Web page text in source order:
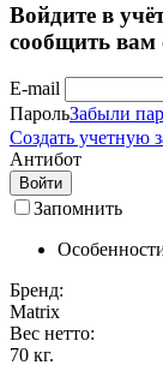
Войдите в
сообщить вам
E-mail
ПарольЗабыли
Создать учетную
Антибот
Войти
Запомнить
Бренд:
Matrix
Вес нетто:
70 кг.